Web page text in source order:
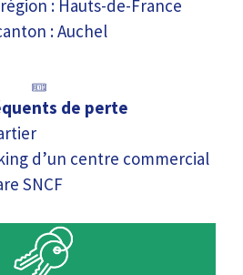
: Hauts-de-France
: Auchel
de perte
d’un centre commercial
SNCF